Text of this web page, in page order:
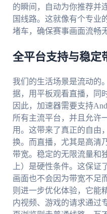
的瞬间，自动为你推荐并
国线路。这就像有个专业
堵车，确保赛事画面流畅
全平台支持与稳定
我们的生活场景是流动的
据，用平板观看直播，同
因此，加速器需要支持
所有主流平台，并且允许
用。这带来了真正的自由
换。而直播，尤其是高清
带宽。稳定的无限流量和
上）是硬性条件。这保证
画面也不会因为带宽不足
则进一步优化体验，它能
内视频、游戏的请求通过